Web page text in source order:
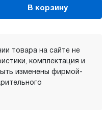
В корзину
товара на сайте не
комплектация и
изменены фирмой-